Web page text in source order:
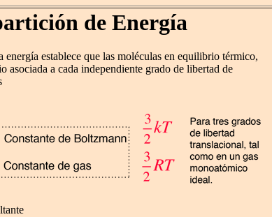
de Energía
establece que las moléculas en equilibrio térmico,
asociada a cada independiente grado de libertad de